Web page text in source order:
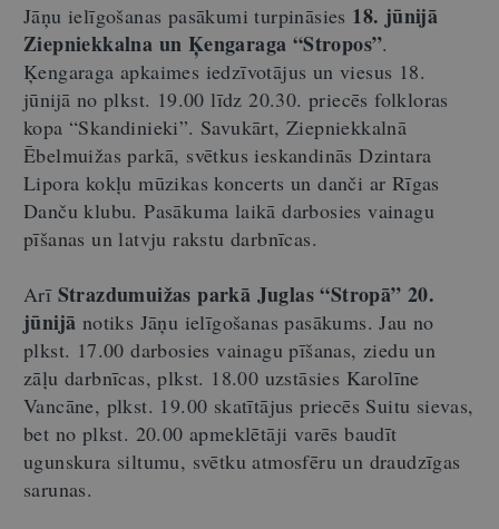
Jāņu ielīgošanas pasākumi turpināsies 18. jūnijā
Ziepniekkalna un Ķengaraga “Stropos”.
Ķengaraga apkaimes iedzīvotājus un viesus 18.
jūnijā no plkst. 19.00 līdz 20.30. priecēs folkloras
kopa “Skandinieki”. Savukārt, Ziepniekkalnā
Ēbelmuižas parkā, svētkus ieskandinās Dzintara
Lipora kokļu mūzikas koncerts un danči ar Rīgas
Danču klubu. Pasākuma laikā darbosies vainagu
pīšanas un latvju rakstu darbnīcas.
Arī Strazdumuižas parkā Juglas “Stropā” 20.
jūnijā notiks Jāņu ielīgošanas pasākums. Jau no
plkst. 17.00 darbosies vainagu pīšanas, ziedu un
zāļu darbnīcas, plkst. 18.00 uzstāsies Karolīne
Vancāne, plkst. 19.00 skatītājus priecēs Suitu sievas,
bet no plkst. 20.00 apmeklētāji varēs baudīt
ugunskura siltumu, svētku atmosfēru un draudzīgas
sarunas.